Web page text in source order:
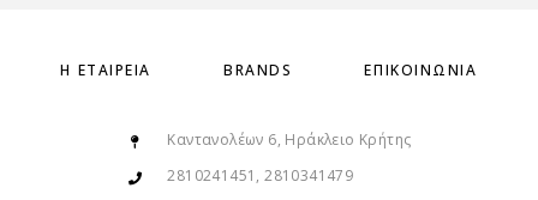
Η ΕΤΑΙΡΕΊΑ BRANDS ΕΠΙΚΟΙΝΩΝΊΑ
Καντανολέων 6, Ηράκλειο Κρήτης
2810241451, 2810341479